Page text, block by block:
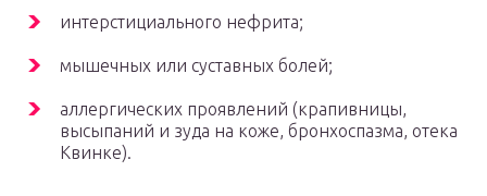
интерстициального нефрита;
мышечных или суставных болей;
аллергических проявлений (крапивницы,
высыпаний и зуда на коже, бронхоспазма, отека
Квинке).